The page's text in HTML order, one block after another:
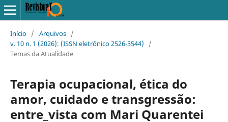
Início / Arquivos /
v. 10 n. 1 (2026): (ISSN eletrônico 2526-3544)
/
Temas da Atualidade
Terapia ocupacional, ética do
amor, cuidado e transgressão:
entre_vista com Mari Quarentei